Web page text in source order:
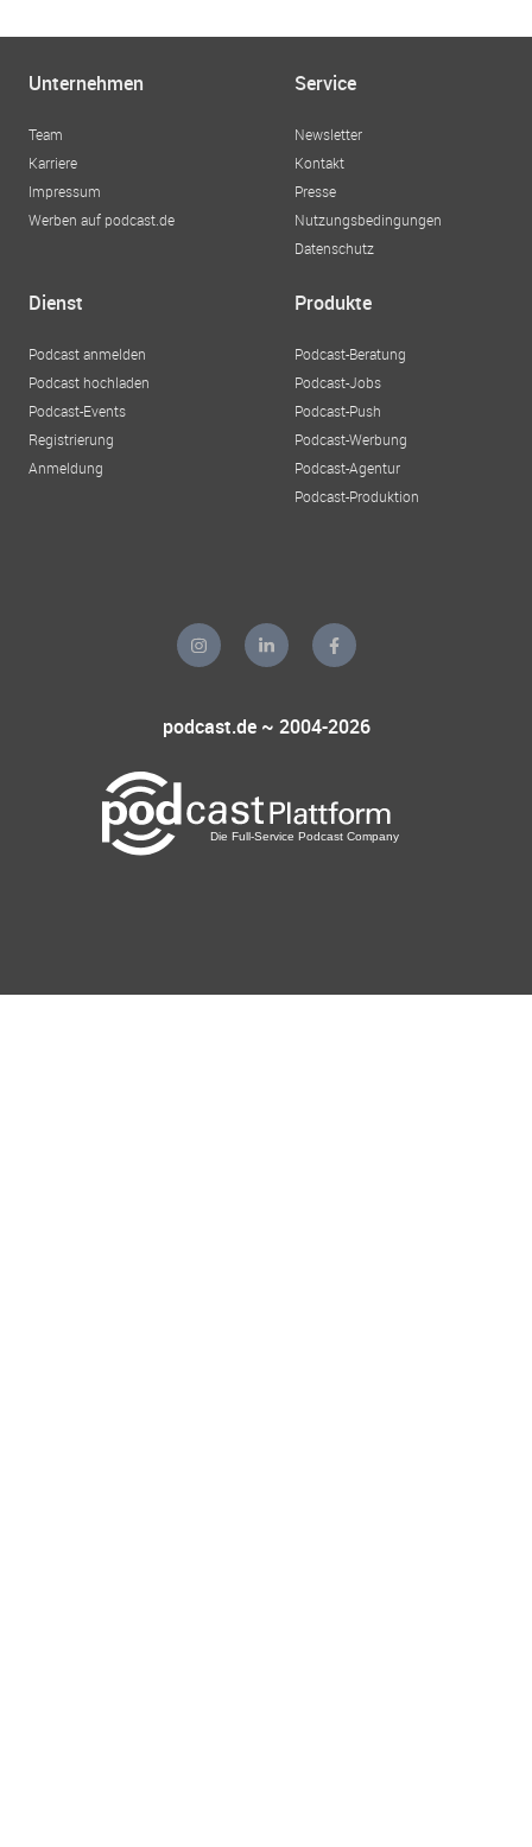
Unternehmen
Team
Karriere
Impressum
Werben auf podcast.de
Service
Newsletter
Kontakt
Presse
Nutzungsbedingungen
Datenschutz
Dienst
Podcast anmelden
Podcast hochladen
Podcast-Events
Registrierung
Anmeldung
Produkte
Podcast-Beratung
Podcast-Jobs
Podcast-Push
Podcast-Werbung
Podcast-Agentur
Podcast-Produktion
podcast.de ~ 2004-2026